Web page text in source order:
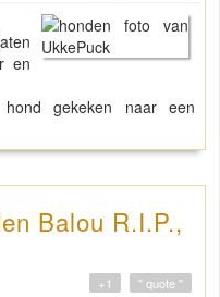
en
gekeken naar een
Balou R.I.P.,
" quote "
+1